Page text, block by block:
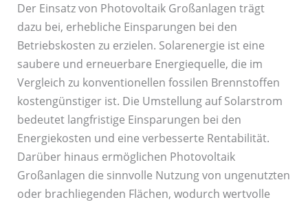
Der Einsatz von Photovoltaik Großanlagen trägt
dazu bei, erhebliche Einsparungen bei den
Betriebskosten zu erzielen. Solarenergie ist eine
saubere und erneuerbare Energiequelle, die im
Vergleich zu konventionellen fossilen Brennstoffen
kostengünstiger ist. Die Umstellung auf Solarstrom
bedeutet langfristige Einsparungen bei den
Energiekosten und eine verbesserte Rentabilität.
Darüber hinaus ermöglichen Photovoltaik
Großanlagen die sinnvolle Nutzung von ungenutzten
oder brachliegenden Flächen, wodurch wertvolle